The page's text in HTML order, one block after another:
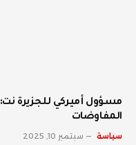
مسؤول أميركي للجزيرة
المفاوضات
سياسة سبتمبر 10, 2025